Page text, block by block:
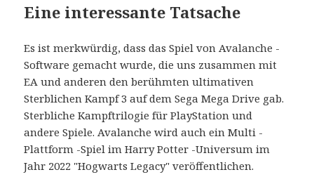
Eine interessante Tatsache
Es ist merkwürdig, dass das Spiel von Avalanche -
Software gemacht wurde, die uns zusammen mit
EA und anderen den berühmten ultimativen
Sterblichen Kampf 3 auf dem Sega Mega Drive gab.
Sterbliche Kampftrilogie für PlayStation und
andere Spiele. Avalanche wird auch ein Multi -
Plattform -Spiel im Harry Potter -Universum im
Jahr 2022 "Hogwarts Legacy" veröffentlichen.